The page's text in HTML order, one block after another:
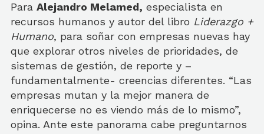
Para Alejandro Melamed, especialista en
recursos humanos y autor del libro Liderazgo +
Humano, para soñar con empresas nuevas hay
que explorar otros niveles de prioridades, de
sistemas de gestión, de reporte y –
fundamentalmente- creencias diferentes. “Las
empresas mutan y la mejor manera de
enriquecerse no es viendo más de lo mismo”,
opina. Ante este panorama cabe preguntarnos